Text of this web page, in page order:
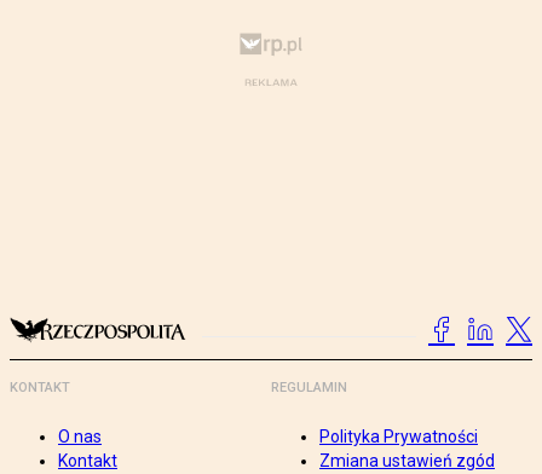
KONTAKT
O nas
Kontakt
REGULAMIN
Polityka Prywatności
Zmiana ustawień zgód